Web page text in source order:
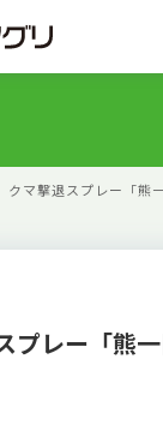
クマ撃退スプレー「熊
プレー「熊